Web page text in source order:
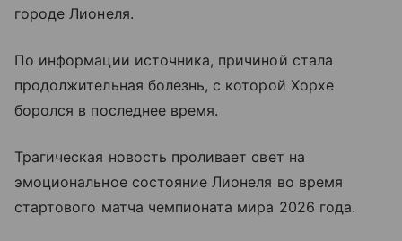
городе Лионеля.
По информации источника, причиной стала
продолжительная болезнь, с которой Хорхе
боролся в последнее время.
Трагическая новость проливает свет на
эмоциональное состояние Лионеля во время
стартового матча чемпионата мира 2026 года.